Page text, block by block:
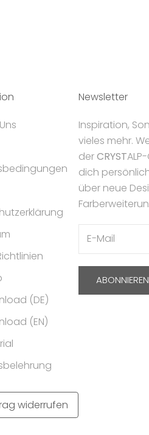
(DE)
(EN)
widerrufen
Newsletter
Inspiration,
vieles mehr.
derCRYST
dich
über neue
ABONNIEREN